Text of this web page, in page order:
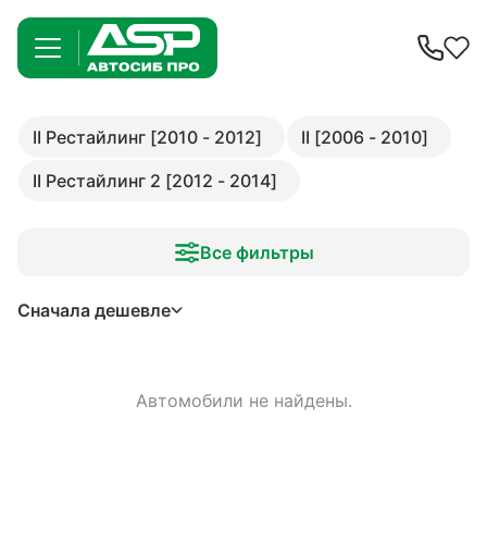
II Рестайлинг [2010 - 2012]
II [2006 - 2010]
II Рестайлинг 2 [2012 - 2014]
Все фильтры
Сначала дешевле
Автомобили не найдены.